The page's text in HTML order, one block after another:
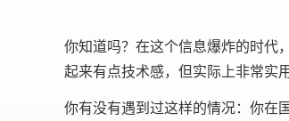
你知道吗？在这个信息爆炸的时代
起来有点技术感，但实际上非常实
你有没有遇到过这样的情况：你在